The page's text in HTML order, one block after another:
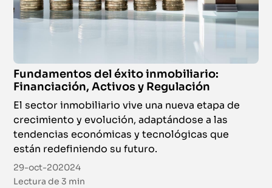
Fundamentos del éxito inmobiliario:
Financiación, Activos y Regulación
El sector inmobiliario vive una nueva etapa de
crecimiento y evolución, adaptándose a las
tendencias económicas y tecnológicas que
están redefiniendo su futuro.
29-oct-202024
Lectura de3 min